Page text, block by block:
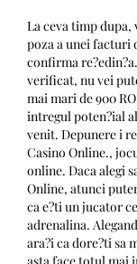
La ceva timp dupa,
poza a unei facturi
confirma
verificat, nu vei
mai mari de 900
intregul poten?ial
venit. Depunere i
Casino Online.,
online. Daca alegi
Online, atunci
ca e?ti un jucator
adrenalina.
ara?i ca dore?ti sa